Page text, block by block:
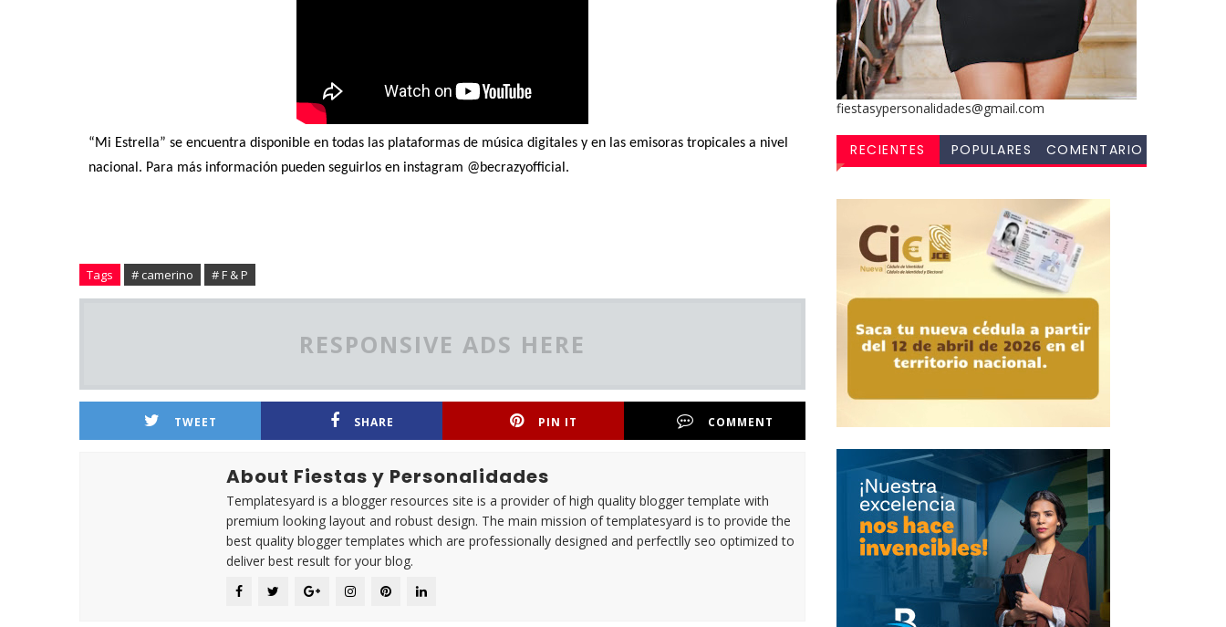
“Mi Estrella” se encuentra disponible en todas las plataformas de música digitales y en las emisoras tropicales a nivel
nacional. Para más información pueden seguirlos en instagram @becrazyofficial.
Tags # camerino # F & P
RESPONSIVE ADS HERE
TWEET SHARE PIN IT COMMENT
About Fiestas y Personalidades
Templatesyard is a blogger resources site is a provider of high quality blogger template with
premium looking layout and robust design. The main mission of templatesyard is to provide the
best quality blogger templates which are professionally designed and perfectlly seo optimized to
deliver best result for your blog.
fiestasypersonalidades@gmail.com
RECIENTES POPULARES
COMENTARIO